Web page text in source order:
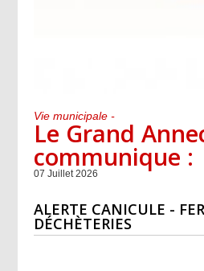
Vie municipale -
Le Grand
communique :
07 Juillet 2026
ALERTE CANICULE -
DÉCHÈTERIES